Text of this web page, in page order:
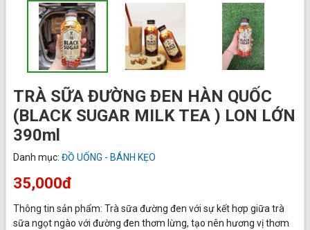
TRÀ SỮA ĐƯỜNG ĐEN HÀN QUỐC
(BLACK SUGAR MILK TEA ) LON LỚN
390ml
Danh mục: ĐỒ UỐNG - BÁNH KẸO
35,000đ
Thông tin sản phẩm: Trà sữa đường đen với sự kết hợp giữa trà
sữa ngọt ngào với đường đen thơm lừng, tạo nên hương vị thơm